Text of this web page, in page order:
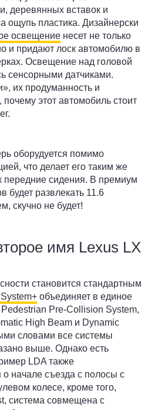
деревянных вставок и
ощупь пластика. Дизайнерски
освещение несет не только
и придают лоск автомобилю в
Освещение над головой
сенсорными датчиками.
их продуманность и
этот автомобиль стоит
оборудуется помимо
что делает его таким же
передние сидения. В премиум
будет развлекать 11.6
скучно не будет!
имя Lexus LX
становится стандартным
объединяет в единое
Pre-Collision System,
High Beam и Dynamic
словами все системы
выше. Однако есть
LDA также
начале съезда с полосы с
колесе, кроме того,
система совмещена с